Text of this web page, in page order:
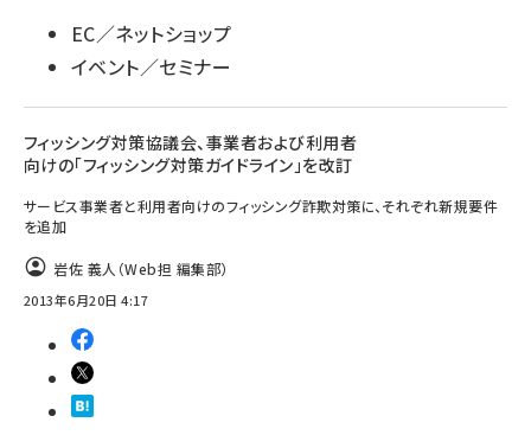
EC／ネットショップ
イベント／セミナー
フィッシング対策協議会、事業者および利用者
向けの「フィッシング対策ガイドライン」を改訂
サービス事業者と利用者向けのフィッシング詐欺対策に、それぞれ新規要件
を追加
岩佐 義人（Web担 編集部）
2013年6月20日 4:17